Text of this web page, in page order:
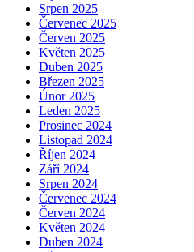
Srpen 2025
Červenec 2025
Červen 2025
Květen 2025
Duben 2025
Březen 2025
Únor 2025
Leden 2025
Prosinec 2024
Listopad 2024
Říjen 2024
Září 2024
Srpen 2024
Červenec 2024
Červen 2024
Květen 2024
Duben 2024